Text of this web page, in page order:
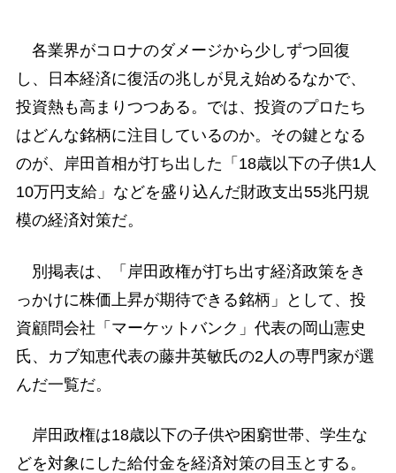
各業界がコロナのダメージから少しずつ回復
し、日本経済に復活の兆しが見え始めるなかで、
投資熱も高まりつつある。では、投資のプロたち
はどんな銘柄に注目しているのか。その鍵となる
のが、岸田首相が打ち出した「18歳以下の子供1人
10万円支給」などを盛り込んだ財政支出55兆円規
模の経済対策だ。
別掲表は、「岸田政権が打ち出す経済政策をき
っかけに株価上昇が期待できる銘柄」として、投
資顧問会社「マーケットバンク」代表の岡山憲史
氏、カブ知恵代表の藤井英敏氏の2人の専門家が選
んだ一覧だ。
岸田政権は18歳以下の子供や困窮世帯、学生な
どを対象にした給付金を経済対策の目玉とする。